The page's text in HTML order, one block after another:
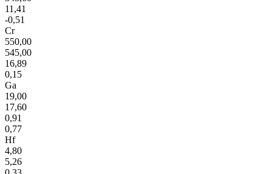
11,41
-0,51
Cr
550,00
545,00
16,89
0,15
Ga
19,00
17,60
0,91
0,77
Hf
4,80
5,26